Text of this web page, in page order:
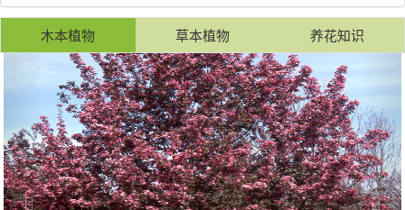
木本植物 草本植物 养花知识